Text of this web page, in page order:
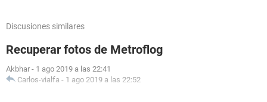
Discusiones similares
Recuperar fotos de Metroflog
Akbhar - 1 ago 2019 a las 22:41
Carlos-vialfa - 1 ago 2019 a las 22:52